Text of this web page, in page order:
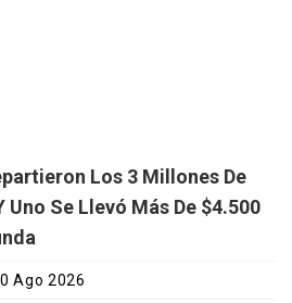
Los 3 Millones De
Uno Se Llevó Más De $4.500
Ago 2026